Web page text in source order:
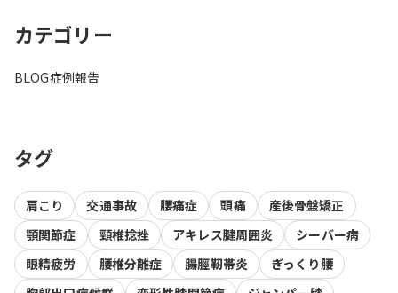
カテゴリー
BLOG症例報告
タグ
肩こり 交通事故 腰痛症 頭痛
産後骨盤矯正
顎関節症
頸椎捻挫 アキレス腱周囲炎
シーバー病
眼精疲労
腰椎分離症 腸脛靭帯炎
ぎっくり腰